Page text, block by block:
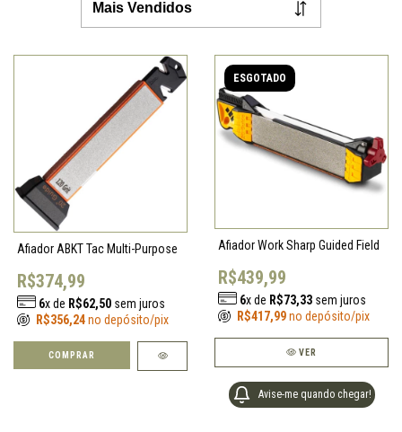
Afiador ABKT Tac Multi-Purpose
R$374,99
6x de R$62,50sem juros
R$356,24no depósito/pix
ESGOTADO
Afiador Work Sharp Guided Field
R$439,99
6x de R$73,33sem juros
R$417,99no depósito/pix
VER
Avise-me quando chegar!